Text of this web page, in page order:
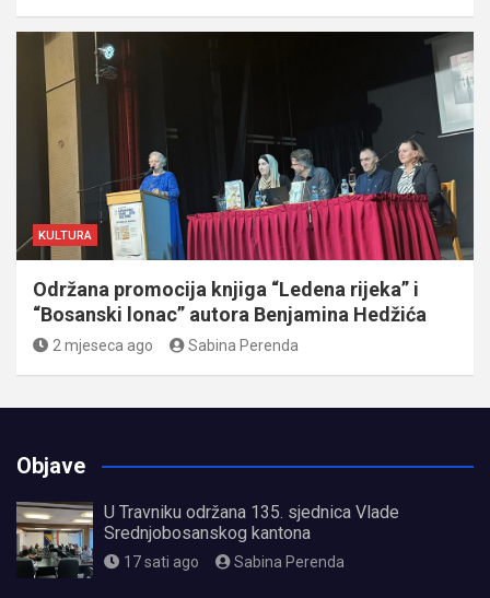
KULTURA
Održana promocija knjiga “Ledena rijeka” i
“Bosanski lonac” autora Benjamina Hedžića
2 mjeseca ago Sabina Perenda
Objave
U Travniku održana 135. sjednica Vlade
Srednjobosanskog kantona
17 sati ago Sabina Perenda